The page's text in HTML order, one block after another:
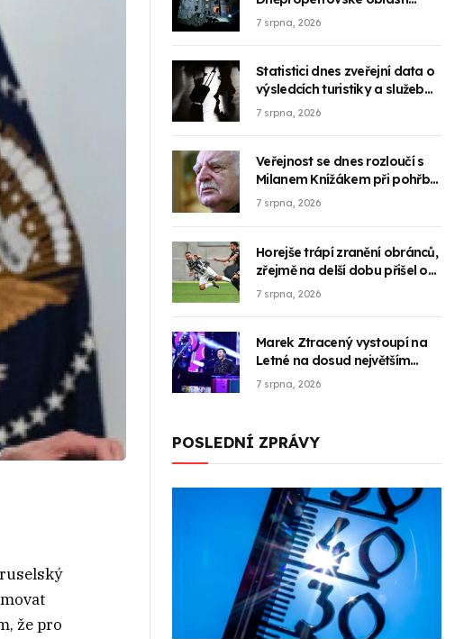
že pro
zabily 10 lidí
7 srpna, 2026
Statistici dnes zveřejní data o
výsledcích turistiky a služeb
za druhé čtvrtletí
7 srpna, 2026
Veřejnost se dnes rozloučí s
Milanem Knížákem při pohřbu
se stáními poctami
7 srpna, 2026
Horejše trápí zranění obránců,
zřejmě na delší dobu přišel o
Kučeru
7 srpna, 2026
Marek Ztracený vystoupí na
Letné na dosud největším
koncertu své kariéry
7 srpna, 2026
POSLEDNÍ ZPRÁVY